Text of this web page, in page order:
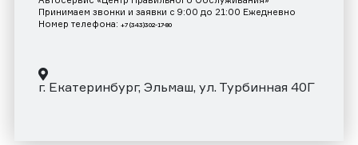
Принимаем звонки и заявки с 9:00 до 21:00 Ежедневно
Номер телефона: +7 (343)302-17-80
г. Екатеринбург, Эльмаш, ул. Турбинная 40Г